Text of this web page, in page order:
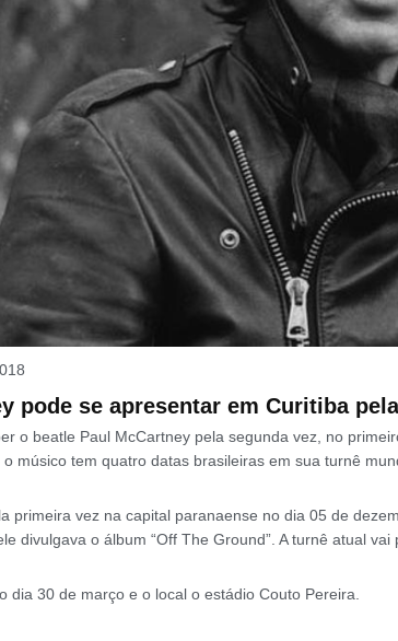
pode se apresentar em Curitiba
o beatle Paul McCartney pela segunda vez, no
músico tem quatro datas brasileiras em sua turnê
primeira vez na capital paranaense no dia 05 de
divulgava o álbum “Off The Ground”. A turnê atual vai
dia 30 de março e o local o estádio Couto Pereira.